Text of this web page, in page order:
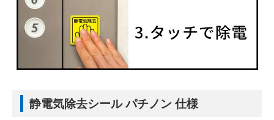
静電気除去シール パチノン 仕様